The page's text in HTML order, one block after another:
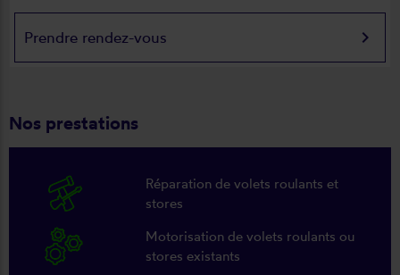
Prendre rendez-vous keyboard_arrow_right
Nos prestations
Réparation de volets roulants et
stores
Motorisation de volets roulants ou
stores existants